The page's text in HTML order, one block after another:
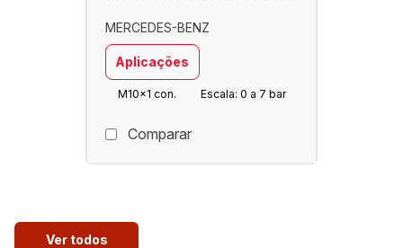
MERCEDES-BENZ
Aplicações
M10x1 con. Escala: 0 a 7 bar
Comparar
Ver todos